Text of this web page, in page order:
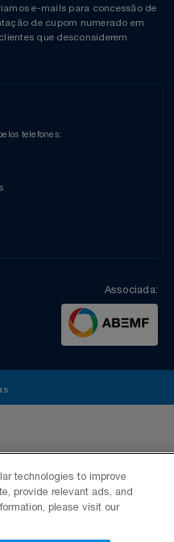
e-mails para concessão de
de cupom numerado em
que desconsiderem
telefones:
Associada:
technologies to improve
provide relevant ads, and
please visit our